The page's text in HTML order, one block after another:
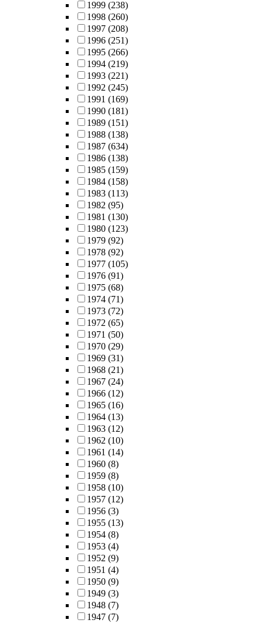
1999 (238)
1998 (260)
1997 (208)
1996 (251)
1995 (266)
1994 (219)
1993 (221)
1992 (245)
1991 (169)
1990 (181)
1989 (151)
1988 (138)
1987 (634)
1986 (138)
1985 (159)
1984 (158)
1983 (113)
1982 (95)
1981 (130)
1980 (123)
1979 (92)
1978 (92)
1977 (105)
1976 (91)
1975 (68)
1974 (71)
1973 (72)
1972 (65)
1971 (50)
1970 (29)
1969 (31)
1968 (21)
1967 (24)
1966 (12)
1965 (16)
1964 (13)
1963 (12)
1962 (10)
1961 (14)
1960 (8)
1959 (8)
1958 (10)
1957 (12)
1956 (3)
1955 (13)
1954 (8)
1953 (4)
1952 (9)
1951 (4)
1950 (9)
1949 (3)
1948 (7)
1947 (7)